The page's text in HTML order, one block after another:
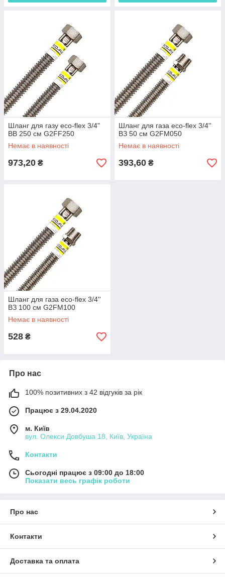
Шланг для газу eco-flex 3/4"
ВВ 250 см G2FF250
Немає в наявності
973,20 ₴
Шланг для газа eco-flex 3/4''
ВЗ 50 см G2FM050
Немає в наявності
393,60 ₴
Шланг для газа eco-flex 3/4''
ВЗ 100 см G2FM100
Немає в наявності
528 ₴
Про нас
100% позитивних з 42 відгуків за рік
Працює з 29.04.2020
м. Київ
вул. Олекси Довбуша 18, Київ, Україна
Контакти
Сьогодні працює з 09:00 до 18:00
Показати весь графік роботи
Про нас
Контакти
Доставка та оплата